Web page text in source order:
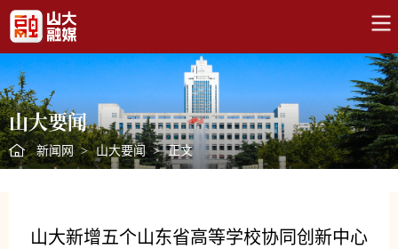
山大要闻
新闻网 > 山大要闻 > 正文
山大新增五个山东省高等学校协同创新中心